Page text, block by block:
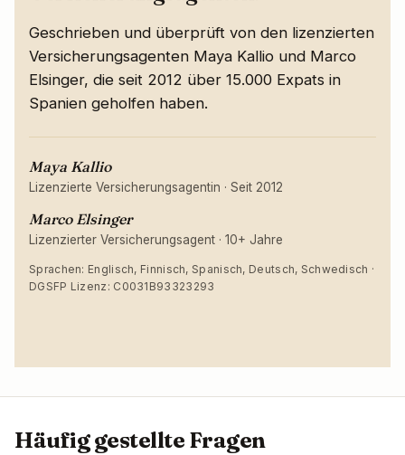
Geschrieben und überprüft von den lizenzierten
Versicherungsagenten Maya Kallio und Marco
Elsinger, die seit 2012 über 15.000 Expats in
Spanien geholfen haben.
Maya Kallio
Lizenzierte Versicherungsagentin · Seit 2012
Marco Elsinger
Lizenzierter Versicherungsagent · 10+ Jahre
Sprachen: Englisch, Finnisch, Spanisch, Deutsch, Schwedisch ·
DGSFP Lizenz: C0031B93323293
Häufig gestellte Fragen